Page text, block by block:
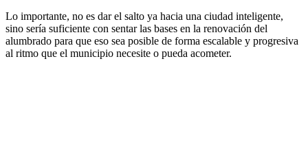
Lo importante, no es dar el salto ya hacia una ciudad inteligente,
sino sería suficiente con sentar las bases en la renovación del
alumbrado para que eso sea posible de forma escalable y progresiva
al ritmo que el municipio necesite o pueda acometer.